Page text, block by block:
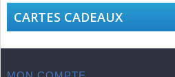
CARTES CADEAUX